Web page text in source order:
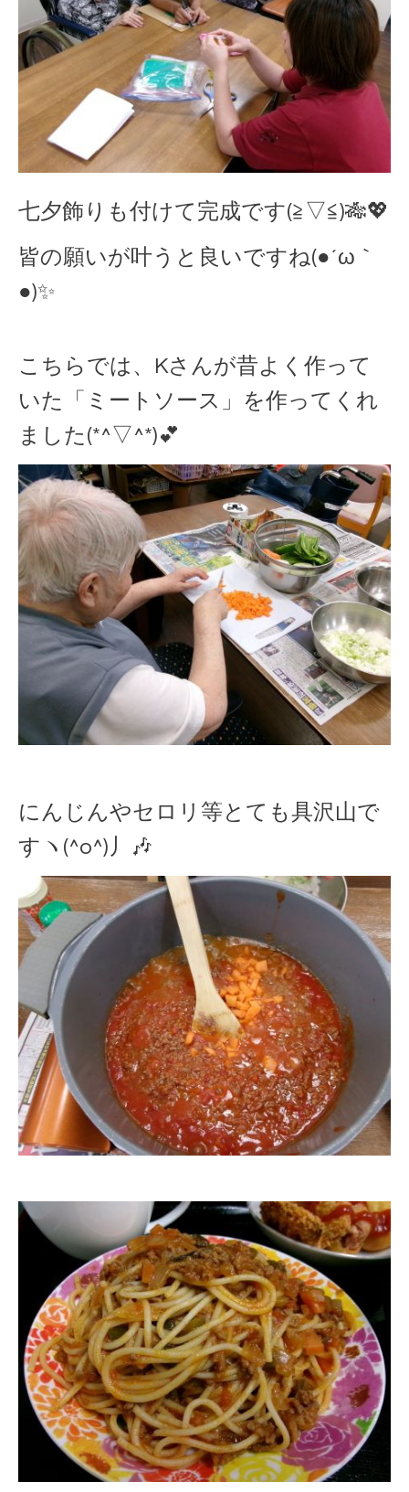
七夕飾りも付けて完成です(≧▽≦)🎋💖
皆の願いが叶うと良いですね(●´ω｀
●)✨
こちらでは、Kさんが昔よく作って
いた「ミートソース」を作ってくれ
ました(*^▽^*)💕
にんじんやセロリ等とても具沢山で
すヽ(^o^)丿🎶